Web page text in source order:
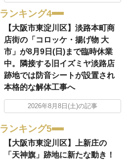
ランキング4
【大阪市東淀川区】淡路本町商
店街の「コロッケ・揚げ物 大
市」が8月9日(日)まで臨時休業
中。隣接する旧イズミヤ淡路店
跡地では防音シートが設置され
本格的な解体工事へ
2026年8月8日(土)の記事
ランキング5
【大阪市東淀川区】上新庄の
「天神旗」跡地に新たな動き！